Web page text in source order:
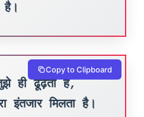
है।
ही ढूंढ़ता है,
इंतजार मिलता है।
Copy to Clipboard